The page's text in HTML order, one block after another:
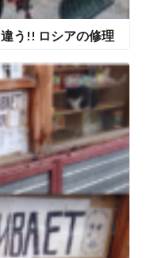
う!! ロシアの修理